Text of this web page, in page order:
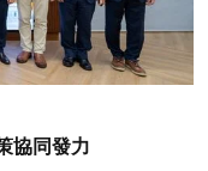
協同發力